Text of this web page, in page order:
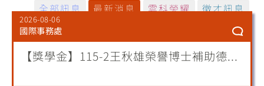
全部訊息 最新消息 雲科榮耀 徵才訊息
2026-08-06
國際事務處
【獎學金】115-2王秋雄榮譽博士補助德...